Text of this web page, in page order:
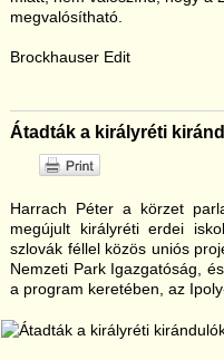
megvalósítható.
Brockhauser Edit
Átadták a királyréti
Harrach Péter a körzet
megújult királyréti erdei
szlovák féllel közös uniós
Nemzeti Park Igazgatóság,
a program keretében, az